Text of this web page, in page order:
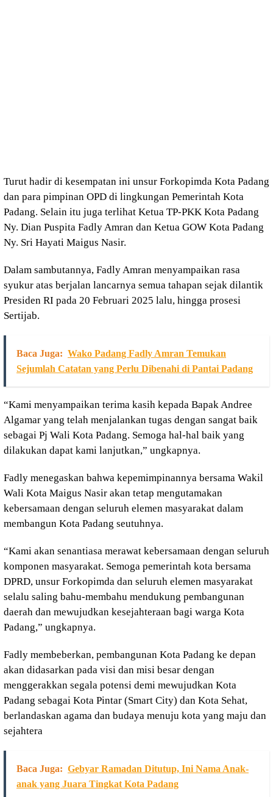
Turut hadir di kesempatan ini unsur Forkopimda Kota Padang
dan para pimpinan OPD di lingkungan Pemerintah Kota
Padang. Selain itu juga terlihat Ketua TP-PKK Kota Padang
Ny. Dian Puspita Fadly Amran dan Ketua GOW Kota Padang
Ny. Sri Hayati Maigus Nasir.
Dalam sambutannya, Fadly Amran menyampaikan rasa
syukur atas berjalan lancarnya semua tahapan sejak dilantik
Presiden RI pada 20 Februari 2025 lalu, hingga prosesi
Sertijab.
Baca Juga: Wako Padang Fadly Amran Temukan
Sejumlah Catatan yang Perlu Dibenahi di Pantai Padang
“Kami menyampaikan terima kasih kepada Bapak Andree
Algamar yang telah menjalankan tugas dengan sangat baik
sebagai Pj Wali Kota Padang. Semoga hal-hal baik yang
dilakukan dapat kami lanjutkan,” ungkapnya.
Fadly menegaskan bahwa kepemimpinannya bersama Wakil
Wali Kota Maigus Nasir akan tetap mengutamakan
kebersamaan dengan seluruh elemen masyarakat dalam
membangun Kota Padang seutuhnya.
“Kami akan senantiasa merawat kebersamaan dengan seluruh
komponen masyarakat. Semoga pemerintah kota bersama
DPRD, unsur Forkopimda dan seluruh elemen masyarakat
selalu saling bahu-membahu mendukung pembangunan
daerah dan mewujudkan kesejahteraan bagi warga Kota
Padang,” ungkapnya.
Fadly membeberkan, pembangunan Kota Padang ke depan
akan didasarkan pada visi dan misi besar dengan
menggerakkan segala potensi demi mewujudkan Kota
Padang sebagai Kota Pintar (Smart City) dan Kota Sehat,
berlandaskan agama dan budaya menuju kota yang maju dan
sejahtera
Baca Juga: Gebyar Ramadan Ditutup, Ini Nama Anak-
anak yang Juara Tingkat Kota Padang